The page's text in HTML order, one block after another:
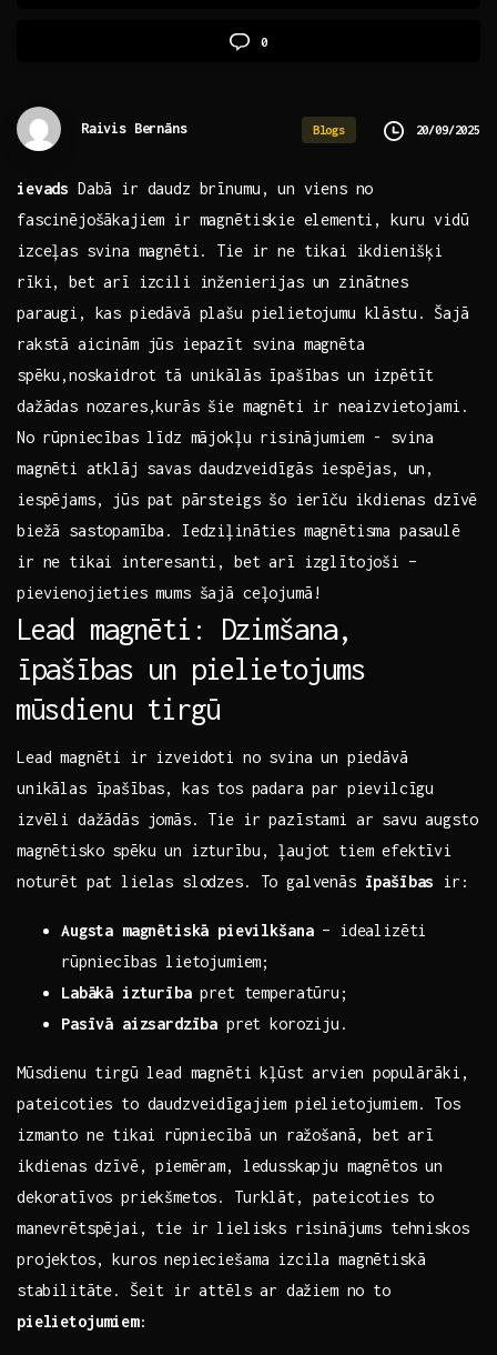
0
Raivis Bernāns Blogs 20/09/2025
ievads Dabā ir daudz ‌brīnumu, ⁣un viens no
fascinējošākajiem ir magnētiskie⁢ elementi, kuru vidū ​
izceļas svina ⁢magnēti. Tie ir ne tikai ikdienišķi ​
rīki, bet arī izcili inženierijas ‌un zinātnes
paraugi, kas ‍piedāvā plašu pielietojumu klāstu. Šajā‌
rakstā aicinām jūs iepazīt ‍svina magnēta​
spēku,noskaidrot tā​ unikālās īpašības un izpētīt
dažādas nozares,kurās šie ⁢magnēti‍ ir ⁢neaizvietojami.
No⁣ rūpniecības​ līdz mājokļu⁢ risinājumiem ⁢- svina
‍magnēti⁢ atklāj savas daudzveidīgās ‌iespējas, un,
iespējams, jūs pat⁣ pārsteigs šo ierīču ⁢ikdienas dzīvē
biežā sastopamība. Iedziļināties ​magnētisma pasaulē
ir‌ ne tikai interesanti, bet arī ‍izglītojoši⁢ –
pievienojieties mums šajā ceļojumā!
Lead magnēti: Dzimšana,
īpašības un⁣ pielietojums
⁣mūsdienu tirgū
Lead magnēti ir‍ izveidoti ‍no svina un ⁢piedāvā⁣
unikālas īpašības, kas ⁣tos padara‌ par pievilcīgu
izvēli dažādās ‌jomās. Tie​ ir pazīstami ar savu‍ augsto
magnētisko spēku un izturību, ļaujot tiem efektīvi
noturēt pat lielas slodzes. To galvenās īpašības ir:
Augsta magnētiskā pievilkšana– idealizēti
rūpniecības lietojumiem;
Labākā izturībapret ‍temperatūru;
Pasīvā aizsardzība pret koroziju.
Mūsdienu⁣ tirgū‌ lead magnēti kļūst ⁢arvien populārāki,
pateicoties to daudzveidīgajiem pielietojumiem. Tos
izmanto ‌ne ⁤tikai⁤ rūpniecībā ‍un‌ ražošanā, ​bet arī
⁢ikdienas dzīvē, piemēram,​ ledusskapju ​magnētos un
dekoratīvos ​priekšmetos. ​Turklāt, ‍pateicoties to
manevrētspējai, tie‌ ir⁣ lielisks risinājums tehniskos
projektos, kuros nepieciešama izcila​ magnētiskā
⁢stabilitāte.​ Šeit ⁢ir attēls ar‌ dažiem no to ‍
pielietojumiem: